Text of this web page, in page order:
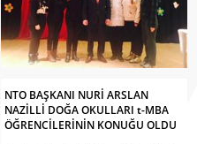
NTO BAŞKANI NURİ ARSLAN
NAZİLLİ DOĞA OKULLARI t-MBA
ÖĞRENCİLERİNİN KONUĞU OLDU